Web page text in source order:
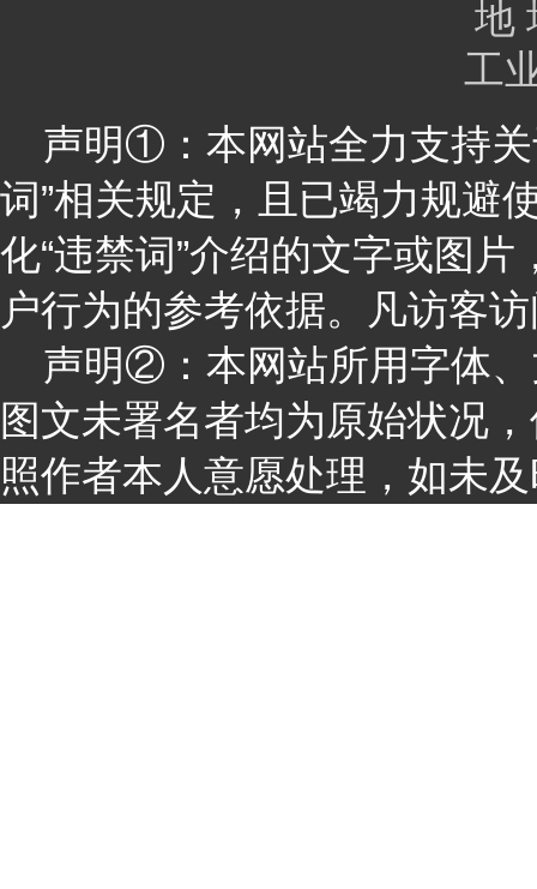
地
工
声明①：本网站全力支持关
词”相关规定，且已竭力规避
化“违禁词”介绍的文字或图
户行为的参考依据。凡访客
声明②：本网站所用字体、
图文未署名者均为原始状况
照作者本人意愿处理，如未